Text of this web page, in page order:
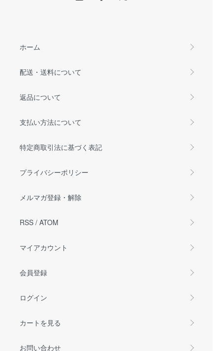
ホーム
配送・送料について
返品について
支払い方法について
特定商取引法に基づく表記
プライバシーポリシー
メルマガ登録・解除
RSS / ATOM
マイアカウント
会員登録
ログイン
カートを見る
お問い合わせ